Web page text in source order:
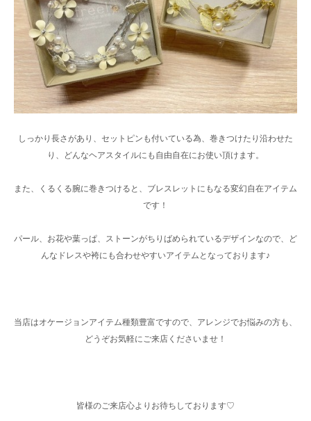
しっかり長さがあり、セットピンも付いている為、巻きつけたり沿わせた
り、どんなヘアスタイルにも自由自在にお使い頂けます。
また、くるくる腕に巻きつけると、ブレスレットにもなる変幻自在アイテム
です！
パール、お花や葉っぱ、ストーンがちりばめられているデザインなので、ど
んなドレスや袴にも合わせやすいアイテムとなっております♪
当店はオケージョンアイテム種類豊富ですので、アレンジでお悩みの方も、
どうぞお気軽にご来店くださいませ！
皆様のご来店心よりお待ちしております♡